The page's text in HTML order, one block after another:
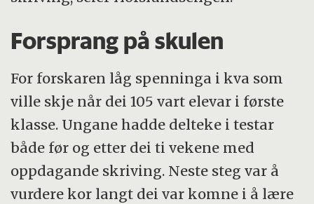
Forsprang på skulen
For forskaren låg spenninga i kva som
ville skje når dei 105 vart elevar i første
klasse. Ungane hadde delteke i testar
både før og etter dei ti vekene med
oppdagande skriving. Neste steg var å
vurdere kor langt dei var komne i å lære